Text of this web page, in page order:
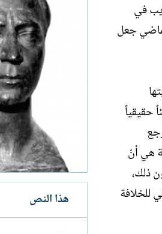
في
جعل
حقيقياً
هي أنّ
ذلك،
للخلافة
هذا النص